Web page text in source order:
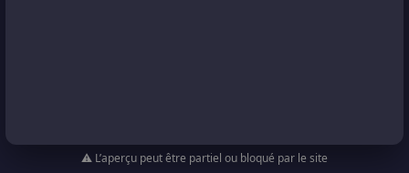
⚠️ L’aperçu peut être partiel ou bloqué par le site